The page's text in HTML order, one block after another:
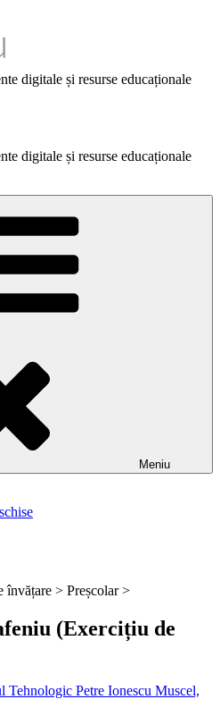
digitale și resurse educaționale
digitale și resurse educaționale
Meniu
învățare > Preșcolar >
(Exercițiu de
Tehnologic Petre Ionescu Muscel,